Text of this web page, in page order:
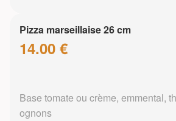
Pizza marseillaise 26 cm
14.00 €
Base tomate ou crème, emmental,
ognons